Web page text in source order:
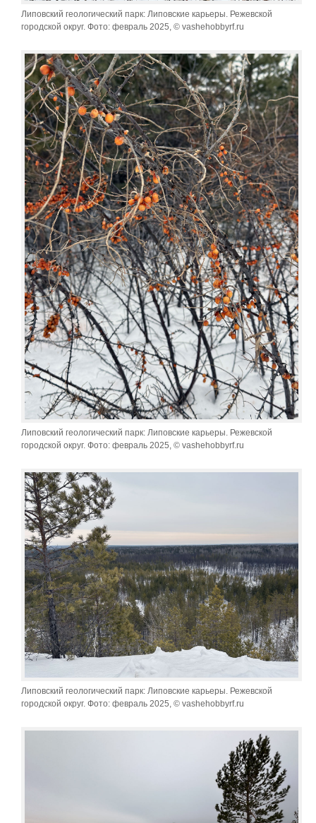
Липовский геологический парк: Липовские карьеры. Режевской
городской округ. Фото: февраль 2025, © vashehobbyrf.ru
Липовский геологический парк: Липовские карьеры. Режевской
городской округ. Фото: февраль 2025, © vashehobbyrf.ru
Липовский геологический парк: Липовские карьеры. Режевской
городской округ. Фото: февраль 2025, © vashehobbyrf.ru